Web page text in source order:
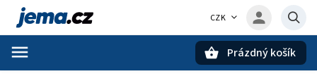
CZK
Prázdný košík